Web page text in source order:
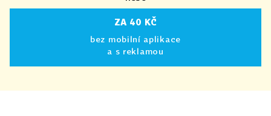
ZA 40 KČ
bez mobilní aplikace
a s reklamou